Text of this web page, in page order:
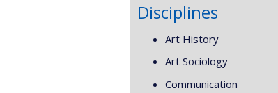
Disciplines
Art History
Art Sociology
Communication